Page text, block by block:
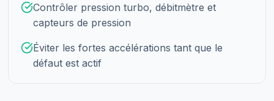
Contrôler pression turbo, débitmètre et
capteurs de pression
Éviter les fortes accélérations tant que le
défaut est actif